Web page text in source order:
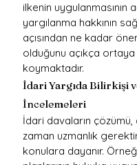
ilkenin uygulanmasının
yargılanma hakkının
açısından ne kadar
olduğunu açıkça ortaya
koymaktadır.
İdari Yargıda Bilirkişi
İncelemeleri
İdari davaların çözümü,
zaman uzmanlık
konulara dayanır.